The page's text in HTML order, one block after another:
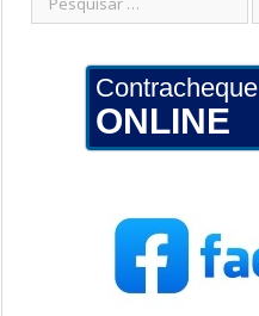
Contracheque
ONLINE